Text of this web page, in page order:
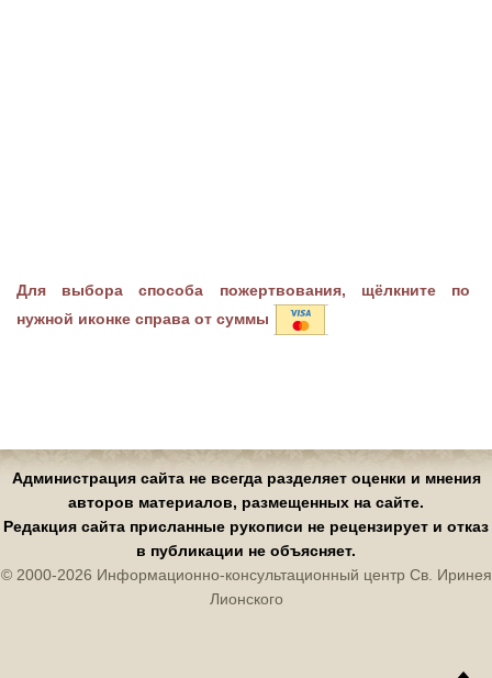
Для выбора способа пожертвования, щёлкните по
нужной иконке справа от суммы
Администрация сайта не всегда разделяет оценки и мнения
авторов материалов, размещенных на сайте.
Редакция сайта присланные рукописи не рецензирует и отказ
в публикации не объясняет.
© 2000-2026 Информационно-консультационный центр Св. Иринея
Лионского